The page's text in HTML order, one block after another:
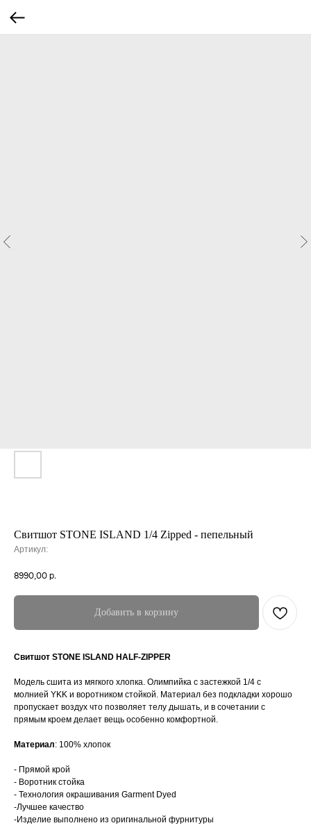
Свитшот STONE ISLAND 1/4 Zipped - пепельный
Артикул:
8990,00р.
Добавить в корзину
Свитшот STONE ISLAND HALF-ZIPPER
Модель сшита из мягкого хлопка. Олимпийка с застежкой 1/4 с
молнией YKK и воротником стойкой. Материал без подкладки хорошо
пропускает воздух что позволяет телу дышать, и в сочетании с
прямым кроем делает вещь особенно комфортной.
Материал: 100% хлопок
- Прямой крой
- Воротник стойка
- Технология окрашивания Garment Dyed
-Лучшее качество
-Изделие выполнено из оригинальной фурнитуры